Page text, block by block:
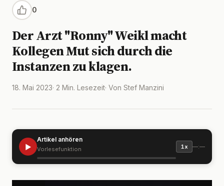
0
Der Arzt "Ronny" Weikl macht
Kollegen Mut sich durch die
Instanzen zu klagen.
18. Mai 2023· 2 Min. Lesezeit· Von Stef Manzini
▶
Artikel anhören
Vorlesefunktion 1x —:—